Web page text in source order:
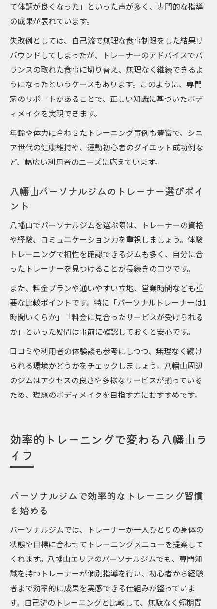
て体調が良くなった」といった声が多く、専門的な指導
の成果が表れています。
失敗例としては、自己流で無理な食事制限をした結果リ
バウンドしてしまったが、トレーナーのアドバイスでバ
ランスの取れた食事に切り替え、無理なく継続できるよ
うになったというケースもあります。このように、専門
家のサポートがあることで、正しい知識に基づいたボデ
ィメイクを実現できます。
年齢や体力に合わせたトレーニング事例も豊富で、シニ
ア世代の健康維持や、運動初心者のダイエット成功例な
ど、幅広い利用者のニーズに応えています。
八幡山パーソナルジムのトレーナー選びポイ
ント
八幡山でパーソナルジムを選ぶ際は、トレーナーの資格
や経験、コミュニケーション力を重視しましょう。体験
トレーニングで相性を確認できるジムも多く、自分に合
ったトレーナーを見つけることが長続きのコツです。
また、料金プランや通いやすい立地、営業時間なども重
要な比較ポイントです。特に「パーソナルトレーナーは1
時間いくらか」「料金に見合ったサービスが受けられる
か」といった疑問は事前に確認しておくと安心です。
口コミや利用者の体験談も参考にしつつ、無理なく続け
られる環境かどうかをチェックしましょう。八幡山周辺
のジムはアクセスの良さや多様なサービスが揃っている
ため、理想のボディメイクを目指す方におすすめです。
効率的トレーニングで変わる八幡山ラ
イフ
パーソナルジムで効率的なトレーニング習慣
を始める
パーソナルジムでは、トレーナーが一人ひとりの身体の
状態や目標に合わせてトレーニングメニューを提案して
くれます。八幡山エリアのパーソナルジムでも、専門知
識を持つトレーナーが個別指導を行い、初心者から経験
者まで効率的に成果を実感できる仕組みが整っていま
す。自己流のトレーニングと比較して、無駄なく短期間